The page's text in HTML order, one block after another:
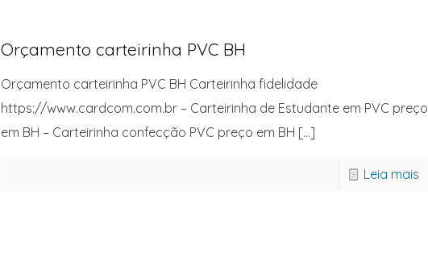
Orçamento carteirinha PVC BH
Orçamento carteirinha PVC BH Carteirinha fidelidade
https://www.cardcom.com.br – Carteirinha de Estudante em PVC preço
em BH – Carteirinha confecção PVC preço em BH […]
Leia mais